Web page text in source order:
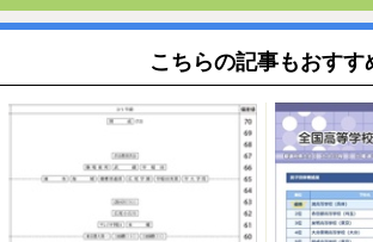
こちらの記事もおすす